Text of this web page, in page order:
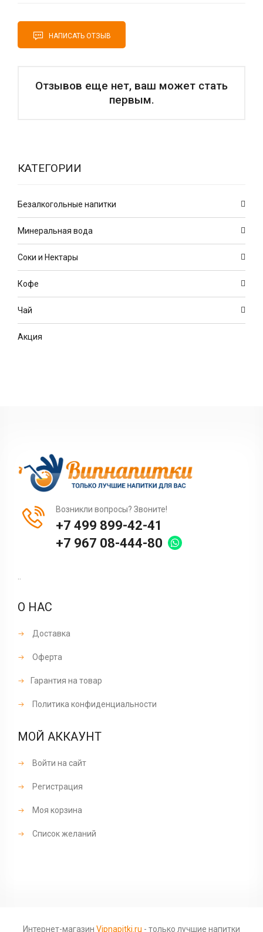
НАПИСАТЬ ОТЗЫВ
Отзывов еще нет, ваш может стать
первым.
КАТЕГОРИИ
Безалкогольные напитки
Минеральная вода
Соки и Нектары
Кофе
Чай
Акция
Возникли вопросы? Звоните!
+7 499 899-42-41
+7 967 08-444-80
..
О НАС
Доставка
Оферта
Гарантия на товар
Политика конфиденциальности
МОЙ АККАУНТ
Войти на сайт
Регистрация
Моя корзина
Список желаний
Интернет-магазин Vipnapitki.ru - только лучшие напитки